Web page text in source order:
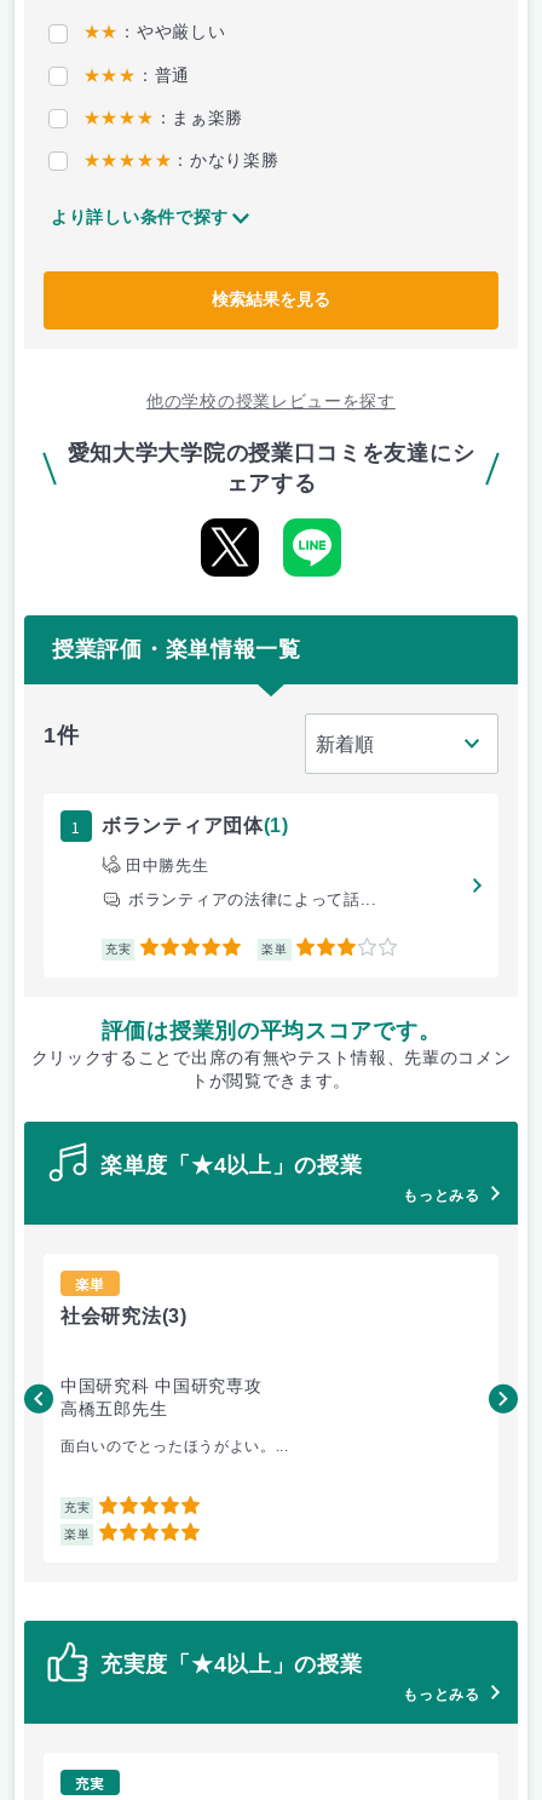
★★ ：やや厳しい
★★★ ：普通
★★★★ ：まぁ楽勝
★★★★★ ：かなり楽勝
より詳しい条件で探す
検索結果を見る
他の学校の授業レビューを探す
愛知大学大学院の授業口コミを友達にシ
ェアする
授業評価・楽単情報一覧
1件
1 ボランティア団体(1)
田中勝先生
ボランティアの法律によって話...
充実 5 楽単 3
評価は授業別の平均スコアです。
クリックすることで出席の有無やテスト情報、先輩のコメン
トが閲覧できます。
楽単度「★4以上」の授業
もっとみる
楽単
社会研究法(3)
中国研究科 中国研究専攻
高橋五郎先生
面白いのでとったほうがよい。...
充実 5
楽単 5
木
充実度「★4以上」の授業
もっとみる
充実